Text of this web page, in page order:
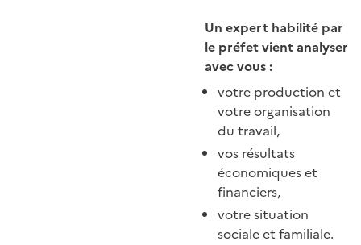
Un expert habilité par
le préfet vient analyser
avec vous :
votre production et
votre organisation
du travail,
vos résultats
économiques et
financiers,
votre situation
sociale et familiale.